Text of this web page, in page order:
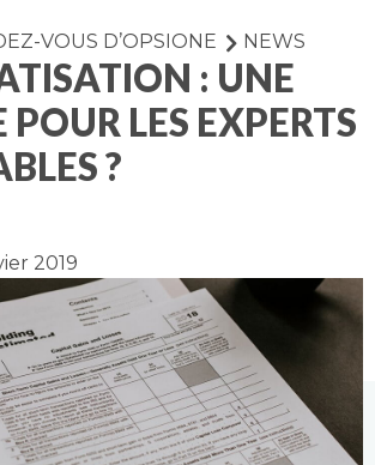
VOUS D’OPSIONE NEWS
: UNE
LES EXPERTS
?
2019